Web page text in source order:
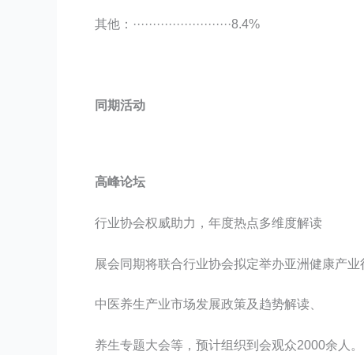
其他：·························8.4%
同期活动
高峰论坛
行业协会权威助力，年度热点多维度解读
展会同期将联合行业协会拟定举办亚洲健康产业
中医养生产业市场发展政策及趋势解读、
养生专题大会等，预计组织到会观众2000余人。